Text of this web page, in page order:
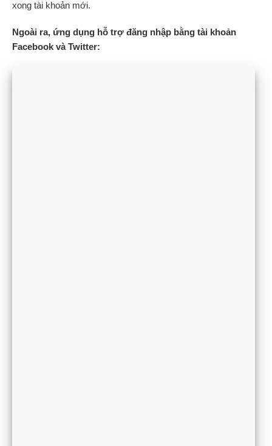
xong tài khoản mới.
Ngoài ra, ứng dụng hỗ trợ đăng nhập bằng tài khoản
Facebook và Twitter: